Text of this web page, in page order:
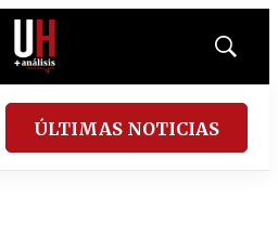
Mostrar
ÚLTIMAS NOTICIAS